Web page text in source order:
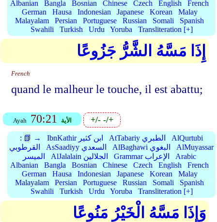
Albanian Bangla Bosnian Chinese Czech English
French
German
Hausa Indonesian Japanese Korean
Malay
Malayalam
Persian Portuguese Russian Somali
Spanish
Swahili
Turkish Urdu Yoruba Transliteration [+]
إِذَا مَسَّهُ الشَّرُّ جَزُوعًا
French
quand le malheur le touche, il est abattu;
Ayah 70:21 الأية +/--/+
: 📗 → IbnKathir ابن كثير AtTabariy الطبري
AlQurtubi
القرطوبي
AsSaadiyy السعدي AlBaghawi البغوي
AlMuyassar
الميسر
AlJalalain الجلالين Grammar الإعراب
Arabic
Albanian
Bangla Bosnian Chinese Czech English
French
German
Hausa Indonesian Japanese Korean
Malay
Malayalam
Persian Portuguese Russian Somali
Spanish
Swahili
Turkish Urdu Yoruba Transliteration [+]
وَإِذَا مَسَّهُ الْخَيْرُ مَنُوعًا